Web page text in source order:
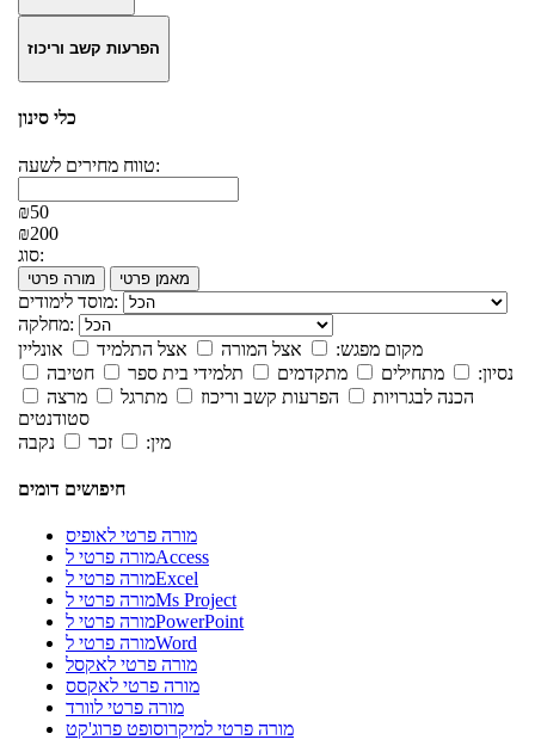
הפרעות קשב וריכוז
כלי סינון
טווח מחירים לשעה:
₪50
₪200
סוג:
מורה פרטי מאמן פרטי
מוסד לימודים:
מחלקה:
מקום מפגש:
אצל המורה אצל התלמיד
אונליין
נסיון:
מתחילים מתקדמים תלמידי בית ספר
חטיבה
הכנה לבגרויות
הפרעות קשב וריכוז מתרגל
מרצה
סטודנטים
מין:
זכר נקבה
חיפושים דומים
מורה פרטי לאופיס
מורה פרטי לAccess
מורה פרטי לExcel
מורה פרטי לMs Project
מורה פרטי לPowerPoint
מורה פרטי לWord
מורה פרטי לאקסל
מורה פרטי לאקסס
מורה פרטי לוורד
מורה פרטי למיקרוסופט פרוג'קט